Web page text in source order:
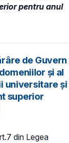
pentru anul
de Guvern
și al
universitare și
superior
din Legea